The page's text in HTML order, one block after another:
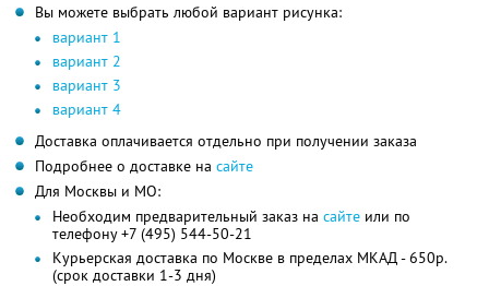
Вы можете выбрать любой вариант рисунка:
вариант 1
вариант 2
вариант 3
вариант 4
Доставка оплачивается отдельно при получении заказа
Подробнее о доставке на сайте
Для Москвы и МО:
Необходим предварительный заказ на сайте или по
телефону +7 (495) 544-50-21
Курьерская доставка по Москве в пределах МКАД - 650р.
(срок доставки 1-3 дня)